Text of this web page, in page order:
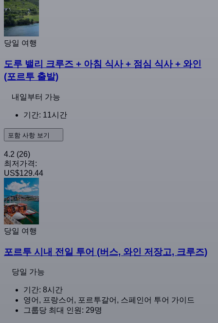
당일 여행
도루 밸리 크루즈 + 아침 식사 + 점심 식사 + 와인
(포르투 출발)
내일부터 가능
기간: 11시간
포함 사항 보기
4.2 (26)
최저가격:
US$129.44
당일 여행
포르투 시내 전일 투어 (버스, 와인 저장고, 크루즈)
당일 가능
기간: 8시간
영어, 프랑스어, 포르투갈어, 스페인어 투어 가이드
그룹당 최대 인원: 29명